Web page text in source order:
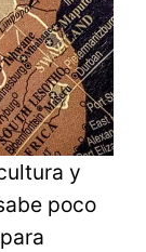
y
poco